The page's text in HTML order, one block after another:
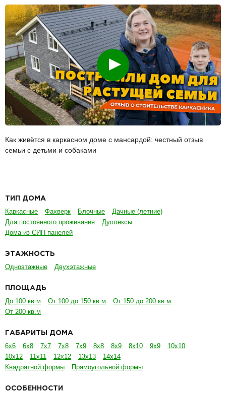
Смотреть
Как живётся в каркасном доме с мансардой: честный отзыв
семьи с детьми и собаками
ТИП ДОМА
Каркасные Фахверк Блочные
Дачные (летние)
Для постоянного проживания
Дуплексы
Дома из СИП панелей
ЭТАЖНОСТЬ
Одноэтажные Двухэтажные
ПЛОЩАДЬ
До 100 кв.м От 100 до 150 кв.м
От 150 до 200 кв.м
От 200 кв.м
ГАБАРИТЫ ДОМА
6х6 6х8 7х7 7х8 7х9 8х8 8х9 8х10 9х9
10х10
10х12
11х11 12х12 13х13
14х14
Квадратной формы
Прямоугольной формы
ОСОБЕННОСТИ